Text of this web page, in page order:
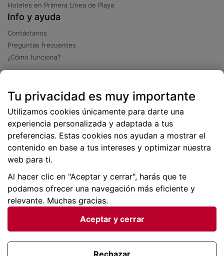
Hoteles en Primera Línea de Playa
Info y ayuda
Contáctanos
Preguntas frecuentes
¿Cómo funciona?
Más de 2 millones de descargas
Condiciones generales |Privacidad de datos | Política
Tu privacidad es muy importante
Utilizamos cookies únicamente para darte una
experiencia personalizada y adaptada a tus
preferencias. Estas cookies nos ayudan a mostrar el
contenido en base a tus intereses y optimizar nuestra
web para ti.
Al hacer clic en "Aceptar y cerrar", harás que te
podamos ofrecer una navegación más eficiente y
relevante. Muchas gracias.
Aceptar y cerrar
Rechazar